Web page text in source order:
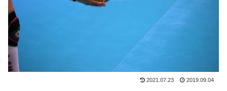
2021.07.23 2019.09.04